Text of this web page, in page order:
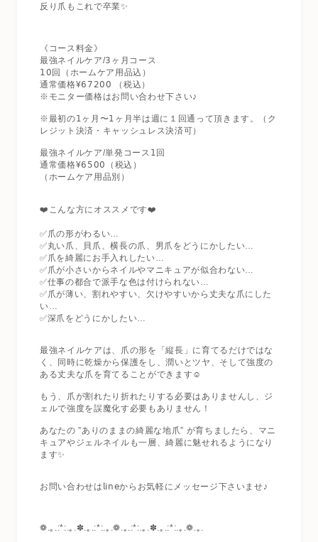
反り爪もこれで卒業✨
《コース料金》
最強ネイルケア/𝟥ヶ月コース
𝟣𝟢回（ホームケア用品込）
通常価格¥𝟨𝟩𝟤𝟢𝟢 （税込）
※モニター価格はお問い合わせ下さい♪
※最初の𝟣ヶ月〜𝟣ヶ月半は週に１回通って頂きます。（ク
レジット決済・キャッシュレス決済可）
最強ネイルケア/単発コース𝟣回
通常価格¥𝟨𝟧𝟢𝟢（税込）
（ホームケア用品別）
❤️こんな方にオススメです❤️
✅爪の形がわるい…
✅丸い爪、貝爪、横長の爪、男爪をどうにかしたい…
✅爪を綺麗にお手入れしたい…
✅爪が小さいからネイルやマニキュアが似合わない…
✅仕事の都合で派手な色は付けられない…
✅爪が薄い、割れやすい、欠けやすいから丈夫な爪にした
い…
✅深爪をどうにかしたい…
最強ネイルケアは、爪の形を「縦長」に育てるだけではな
く、同時に乾燥から保護をし、潤いとツヤ、そして強度の
ある丈夫な爪を育てることができます☺️
もう、爪が割れたり折れたりする必要はありませんし、ジ
ェルで強度を誤魔化す必要もありません！
あなたの ”ありのままの綺麗な地爪” が育ちましたら、マニ
キュアやジェルネイルも一層、綺麗に魅せれるようになり
ます✨
お問い合わせは𝗅𝗂𝗇𝖾からお気軽にメッセージ下さいませ♪
❁.｡.:*:.｡.✽.｡.:*:.｡.❁.｡.:*:.｡.✽.｡.:*:.｡.❁.｡.